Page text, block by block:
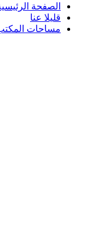
الصفحة
قليلا عنا
مساحات